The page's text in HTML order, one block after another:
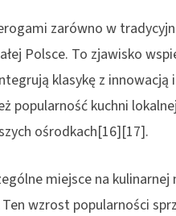
zarówno w
Polsce. To zjawisko
klasykę z
popularność kuchni
ośrodkach[16][17].
miejsce na
wzrost popularności